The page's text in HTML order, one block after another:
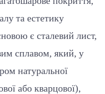
та естетику
є сталевий лист,
сплавом, який, у
натуральної
або кварцової),